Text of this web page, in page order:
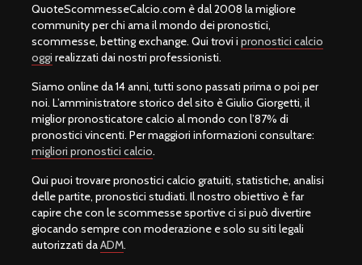
QuoteScommesseCalcio.com è dal 2008 la migliore
community per chi ama il mondo dei pronostici,
scommesse, betting exchange. Qui trovi i pronostici calcio
oggi realizzati dai nostri professionisti.
Siamo online da 14 anni, tutti sono passati prima o poi per
noi. L’amministratore storico del sito è Giulio Giorgetti, il
miglior pronosticatore calcio al mondo con l’87% di
pronostici vincenti. Per maggiori informazioni consultare:
migliori pronostici calcio.
Qui puoi trovare pronostici calcio gratuiti, statistiche, analisi
delle partite, pronostici studiati. Il nostro obiettivo è far
capire che con le scommesse sportive ci si può divertire
giocando sempre con moderazione e solo su siti legali
autorizzati daADM.